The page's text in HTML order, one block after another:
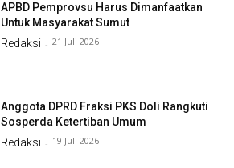
APBD Pemprovsu Harus Dimanfaatkan
Untuk Masyarakat Sumut
Redaksi - 21 Juli 2026
Anggota DPRD Fraksi PKS Doli Rangkuti
Sosperda Ketertiban Umum
Redaksi - 19 Juli 2026